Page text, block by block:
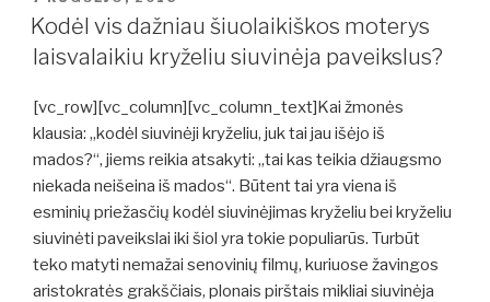
Kodėl vis dažniau šiuolaikiškos moterys
laisvalaikiu kryželiu siuvinėja paveikslus?
[vc_row][vc_column][vc_column_text]Kai žmonės
klausia: „kodėl siuvinėji kryželiu, juk tai jau išėjo iš
mados?“, jiems reikia atsakyti: „tai kas teikia džiaugsmo
niekada neišeina iš mados“. Būtent tai yra viena iš
esminių priežasčių kodėl siuvinėjimas kryželiu bei kryželiu
siuvinėti paveikslai iki šiol yra tokie populiarūs. Turbūt
teko matyti nemažai senovinių filmų, kuriuose žavingos
aristokratės grakščiais, plonais pirštais mikliai siuvinėja